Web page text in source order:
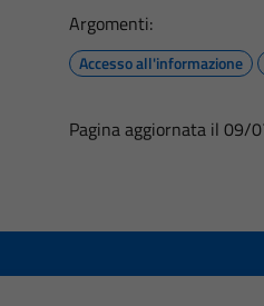
Argomenti:
Accesso all'informazione
Pagina aggiornata il 09/